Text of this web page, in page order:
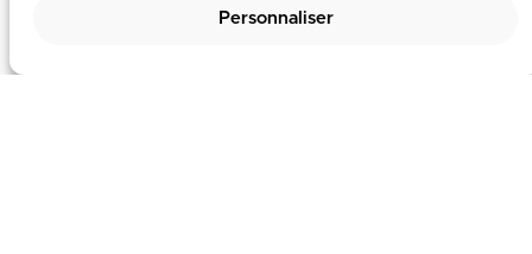
Personnaliser